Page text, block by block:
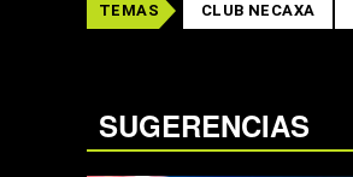
TEMAS CLUB NECAXA
SUGERENCIAS